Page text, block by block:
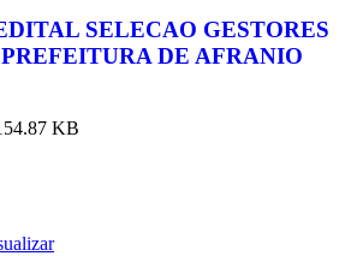
SELECAO GESTORES
DE AFRANIO
KB